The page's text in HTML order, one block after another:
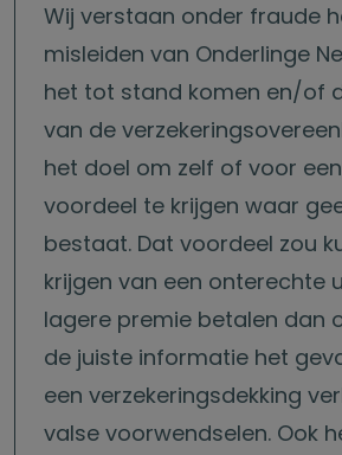
Wij verstaan onder fraude
misleiden van Onderlinge
het tot stand komen en/of
van de
het doel om zelf of voor
voordeel te krijgen waar
bestaat. Dat voordeel zou
krijgen van een onterechte
lagere premie betalen dan
de juiste informatie het
een verzekeringsdekking
valse voorwendselen. Ook